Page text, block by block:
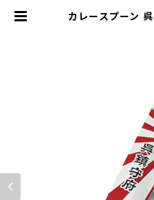
カレースプーン